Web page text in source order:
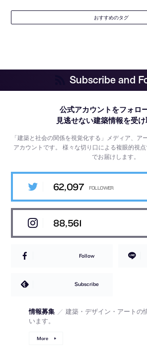
おすすめのタグ
Subscribe and
公式アカウントをフォロ
見逃せない建築情報を受け
「建築と社会の関係を視覚化する」メディア、ア
アカウントです。様々な切り口による複眼的視
でお届けします。
62,097
88,561
Follow
Subscribe
情報募集 ／ 建築・デザイン・アートの
います。
More